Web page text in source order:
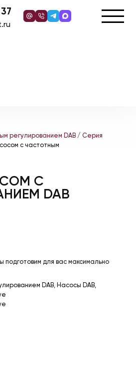
регулированием DAB/ Серия
с частотным
С
DAB
подготовим для вас максимально
DAB, Насосы DAB,